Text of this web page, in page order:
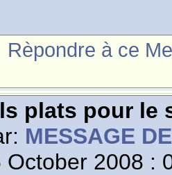
Rèpondre à ce
plats pour le
MESSAGE
October 2008 :